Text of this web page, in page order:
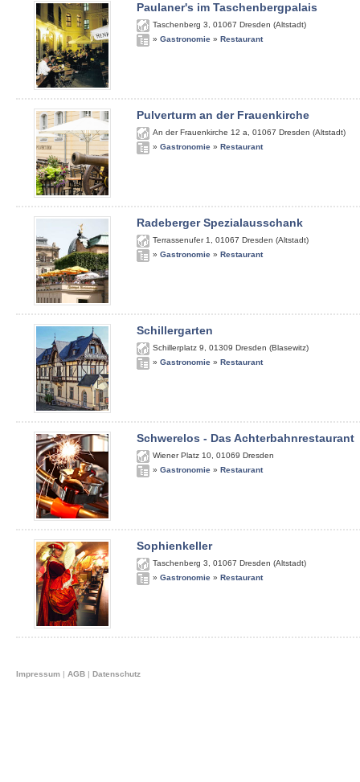
Paulaner's im Taschenbergpalais
Taschenberg 3 01067 Dresden (Altstadt)
» Gastronomie » Restaurant
Pulverturm an der Frauenkirche
An der Frauenkirche 12 a 01067 Dresden (Altstadt)
» Gastronomie » Restaurant
Radeberger Spezialausschank
Terrassenufer 1 01067 Dresden (Altstadt)
» Gastronomie » Restaurant
Schillergarten
Schillerplatz 9 01309 Dresden (Blasewitz)
» Gastronomie » Restaurant
Schwerelos - Das Achterbahnrestaurant
Wiener Platz 10 01069 Dresden
» Gastronomie » Restaurant
Sophienkeller
Taschenberg 3 01067 Dresden (Altstadt)
» Gastronomie » Restaurant
Impressum | AGB | Datenschutz